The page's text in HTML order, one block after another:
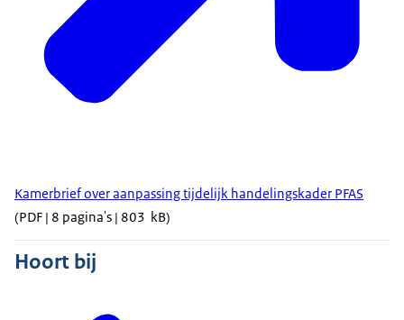
Kamerbrief over aanpassing tijdelijk handelingskader PFAS
(PDF | 8 pagina's | 803 kB)
Hoort bij